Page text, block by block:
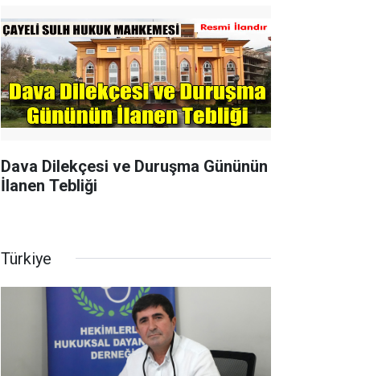
Dava Dilekçesi ve Duruşma Gününün
İlanen Tebliği
Türkiye